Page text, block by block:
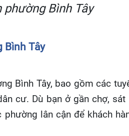
phường Bình Tây
Bình Tây
Bình Tây, bao gồm các
cư. Dù bạn ở gần chợ,
lân cận để khách